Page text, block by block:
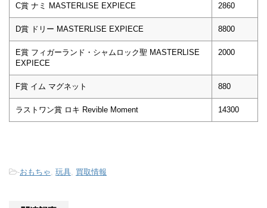
C賞 ナミ MASTERLISE EXPIECE 2860
D賞 ドリー MASTERLISE EXPIECE 8800
E賞 フィガーランド・シャムロック聖 MASTERLISE
EXPIECE
2000
F賞 イム マグネット 880
ラストワン賞 ロキ Revible Moment 14300
-おもちゃ 玩具 買取情報